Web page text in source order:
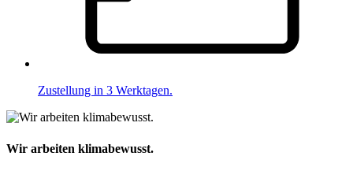
Zustellung in 3 Werktagen.
Wir arbeiten klimabewusst.